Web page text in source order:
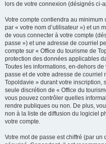
lors de votre connexion (désignés ci-
Votre compte contiendra au
par « votre nom d’utilisateur ») et un
de vous connecter à votre compte
passe ») et une adresse de courriel
compte sur « Office du tourisme de
protection des données applicables
Toutes les informations, en-dehors de
passe et de votre adresse de courriel
Topoldavie » durant votre inscription,
seule discrétion de « Office du
vous pouvez contrôler quelles
rendre publiques ou non. De plus,
non à la liste de diffusion du logiciel
votre compte.
Votre mot de passe est chiffré (par un